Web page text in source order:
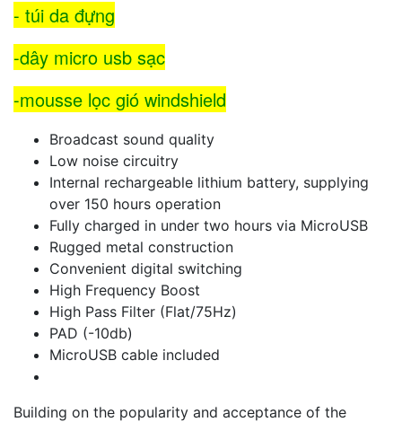
- túi da đựng
-dây micro usb sạc
-mousse lọc gió windshield
Broadcast sound quality
Low noise circuitry
Internal rechargeable lithium battery, supplying
over 150 hours operation
Fully charged in under two hours via MicroUSB
Rugged metal construction
Convenient digital switching
High Frequency Boost
High Pass Filter (Flat/75Hz)
PAD (-10db)
MicroUSB cable included
Building on the popularity and acceptance of the